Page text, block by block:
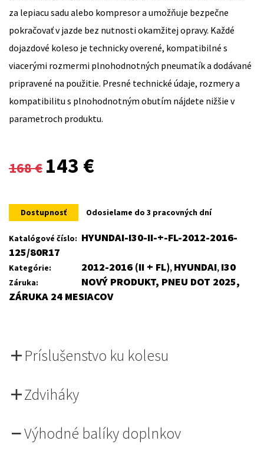
za lepiacu sadu alebo kompresor a umožňuje bezpečne
pokračovať v jazde bez nutnosti okamžitej opravy. Každé
dojazdové koleso je technicky overené, kompatibilné s
viacerými rozmermi plnohodnotných pneumatík a dodávané
pripravené na použitie. Presné technické údaje, rozmery a
kompatibilitu s plnohodnotným obutím nájdete nižšie v
parametroch produktu.
168€
Original
was:
168 €.
143 €
is:
143 €.
Dostupnosť Odosielame do 3 pracovných dní
Katalógové číslo: HYUNDAI-I30-II-+-FL-2012-2016-
125/80R17
Kategórie: 2012-2016 (II + FL), HYUNDAI, I30
Záruka:
NOVÝ PRODUKT, PNEU DOT 2025,
ZÁRUKA 24 MESIACOV
Príslušenstvo ku kolesu
Zdviháky
Výhodné balíky doplnkov